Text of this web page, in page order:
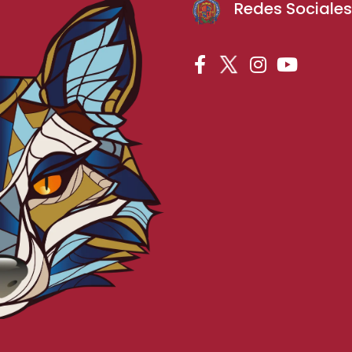
Redes Sociales